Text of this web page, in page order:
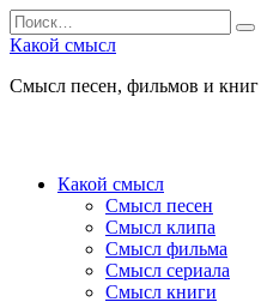
Перейти
к
Search
for:
Какой смысл
Смысл песен, фильмов и книг
Какой смысл
Смысл песен
Смысл клипа
Смысл фильма
Смысл сериала
Смысл книги